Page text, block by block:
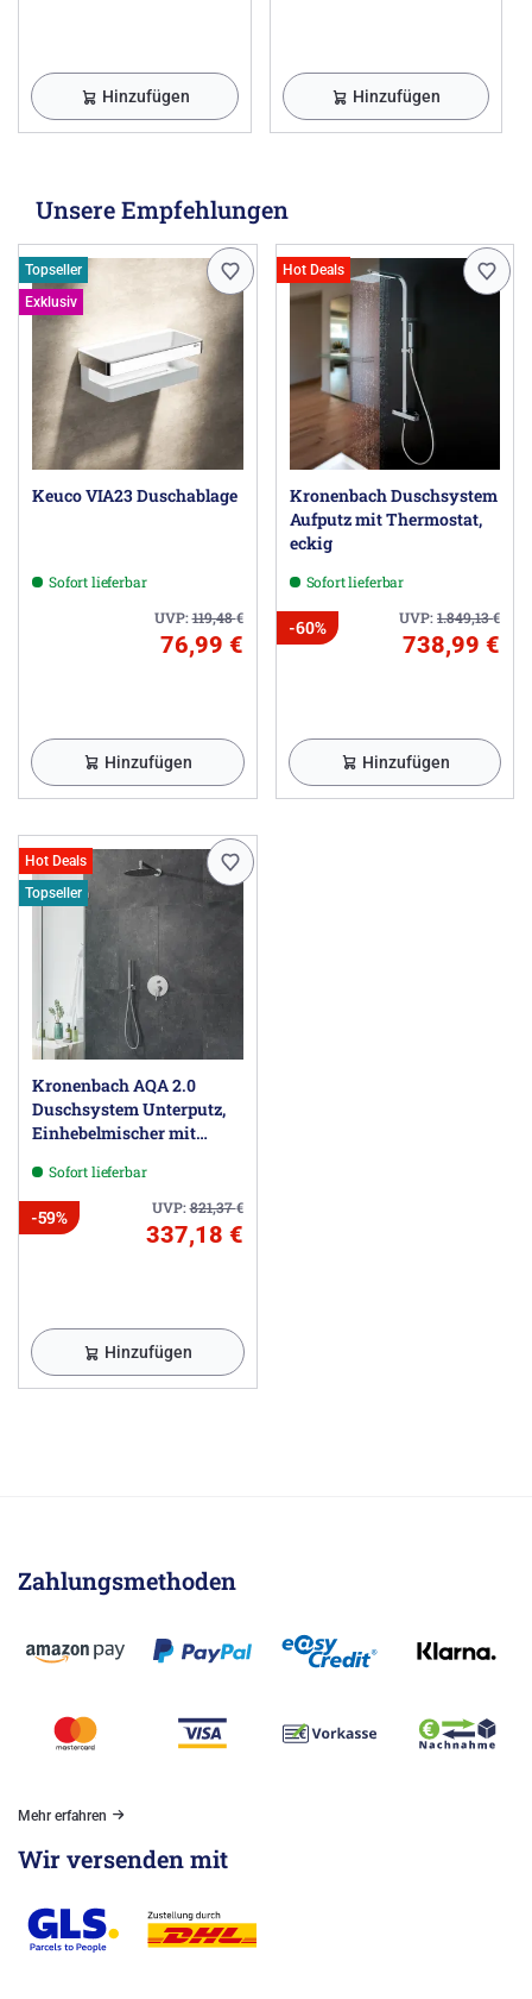
Hinzufügen Hinzufügen
Unsere Empfehlungen
Topseller
Exklusiv
Keuco VIA23 Duschablage
Sofort lieferbar
UVP:119,48€
76,99 €
Hinzufügen
Hot Deals
Kronenbach Duschsystem
Aufputz mit Thermostat,
eckig
Sofort lieferbar
UVP:1.849,13€
-60%
738,99 €
Hinzufügen
Hot Deals
Topseller
Kronenbach AQA 2.0
Duschsystem Unterputz,
Einhebelmischer mit
Sofort lieferbar
UVP:821,37€
-59%
337,18 €
Hinzufügen
Zahlungsmethoden
Mehr erfahren
Wir versenden mit